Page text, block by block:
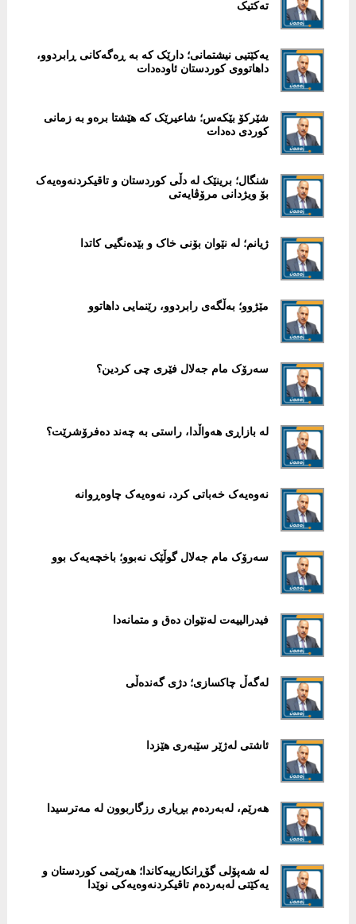
تەکتیک
یەکێتیی نیشتمانی؛ دارێک کە بە ڕەگەکانی ڕابردوو،
داهاتووی کوردستان ئاودەدات
شێرکۆ بێکەس؛ شاعیرێک کە هێشتا برەو بە زمانی
کوردی دەدات
شنگال؛ برینێک لە دڵی کوردستان و تاقیکردنەوەیەک
بۆ ویژدانی مرۆڤایەتی
ژیانم؛ لە نێوان بۆنی خاک و بێدەنگیی کاتدا
مێژوو؛ بەڵگەی رابردوو، رێنمایی داهاتوو
سەرۆک مام جەلال فێری چی کردین؟
لە بازاڕی هەواڵدا، راستی بە چەند دەفرۆشرێت؟
نەوەیەک خەباتی کرد، نەوەیەک چاوەڕوانە
سەرۆک مام جەلال گوڵێک نەبوو؛ باخچەیەک بوو
فیدرالییەت لەنێوان دەق و متمانەدا
لەگەڵ چاکسازی؛ دژی گەندەڵی
ئاشتی لەژێر سێبەری هێزدا
هەرێم، لەبەردەم بڕیاری رزگاربوون لە مەترسیدا
لە شەپۆلی گۆڕانکارییەکاندا؛ هەرێمی کوردستان و
یەکێتی لەبەردەم تاقیکردنەوەیەکی نوێدا